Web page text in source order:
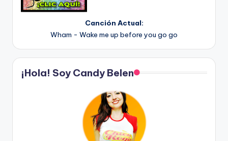
Canción Actual:
Wham - Wake me up before you go go
¡Hola! Soy Candy Belen